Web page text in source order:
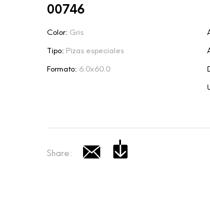
00746
Color: Gris
Tipo: Pizas especiales
Formato: 6.0x60.0
Share: